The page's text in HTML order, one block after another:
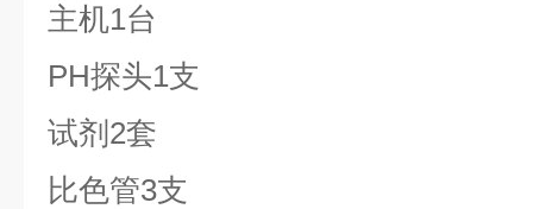
主机1台
PH探头1支
试剂2套
比色管3支